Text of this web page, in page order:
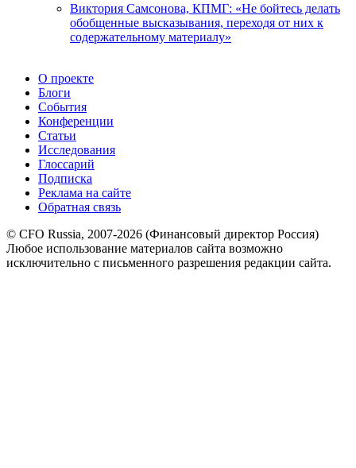
Виктория Самсонова, КПМГ: «Не бойтесь делать
обобщенные высказывания, переходя от них к
содержательному материалу»
О проекте
Блоги
События
Конференции
Статьи
Исследования
Глоссарий
Подписка
Реклама на сайте
Обратная связь
© CFO Russia, 2007-2026 (Финансовый директор Россия)
Любое использование материалов сайта возможно
исключительно с письменного разрешения редакции сайта.